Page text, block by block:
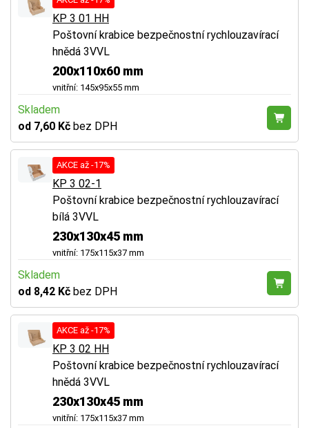
KP 3 01 HH
Poštovní krabice bezpečnostní rychlouzavírací
hnědá 3VVL
200x110x60 mm
vnitřní: 145x95x55 mm
Skladem
od 7,60 Kč bez DPH
AKCE až -17%
KP 3 02-1
Poštovní krabice bezpečnostní rychlouzavírací
bílá 3VVL
230x130x45 mm
vnitřní: 175x115x37 mm
Skladem
od 8,42 Kč bez DPH
AKCE až -17%
KP 3 02 HH
Poštovní krabice bezpečnostní rychlouzavírací
hnědá 3VVL
230x130x45 mm
vnitřní: 175x115x37 mm